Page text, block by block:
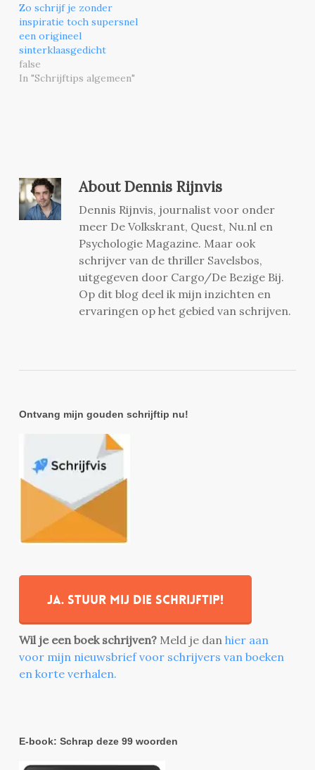
Zo schrijf je zonder
inspiratie toch supersnel
een origineel
sinterklaasgedicht
false
In "Schrijftips algemeen"
AboutDennis Rijnvis
Dennis Rijnvis, journalist voor onder
meer De Volkskrant, Quest, Nu.nl en
Psychologie Magazine. Maar ook
schrijver van de thriller Savelsbos,
uitgegeven door Cargo/De Bezige Bij.
Op dit blog deel ik mijn inzichten en
ervaringen op het gebied van schrijven.
Ontvang mijn gouden schrijftip nu!
Ja. stuur mij die schrijftip!
Wil je een boek schrijven? Meld je dan hier aan
voor mijn nieuwsbrief voor schrijvers van boeken
en korte verhalen.
E-book: Schrap deze 99 woorden